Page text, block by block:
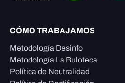
CÓMO TRABAJAMOS
Metodología Desinfo
Metodología La Buloteca
Política de Neutralidad